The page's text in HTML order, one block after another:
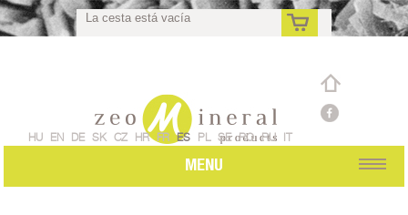
La cesta está vacía
es
HU EN DE SK CZ HR FR ES PL SE RO RU IT
MENU
Pedido individual